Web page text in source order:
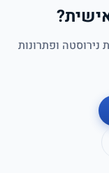
נירוסטה ופתרונות